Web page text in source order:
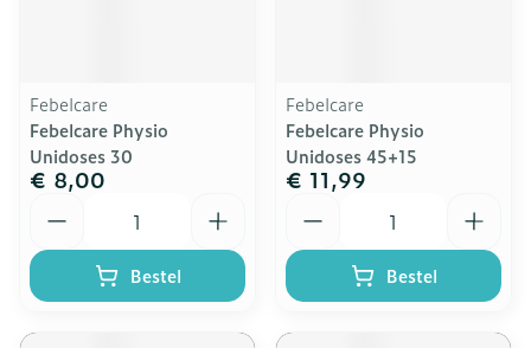
Febelcare
Febelcare Physio
Unidoses 30
€ 8,00
Bestel
Febelcare
Febelcare Physio
Unidoses 45+15
€ 11,99
Bestel